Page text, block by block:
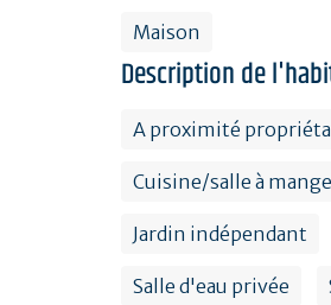
Maison
Description de
A proximité
Cuisine/salle à
Jardin indépendant
Salle d'eau privée